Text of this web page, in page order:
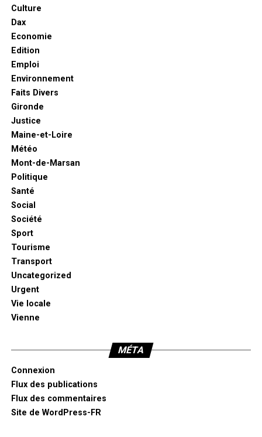
Culture
Dax
Economie
Edition
Emploi
Environnement
Faits Divers
Gironde
Justice
Maine-et-Loire
Météo
Mont-de-Marsan
Politique
Santé
Social
Société
Sport
Tourisme
Transport
Uncategorized
Urgent
Vie locale
Vienne
MÉTA
Connexion
Flux des publications
Flux des commentaires
Site de WordPress-FR